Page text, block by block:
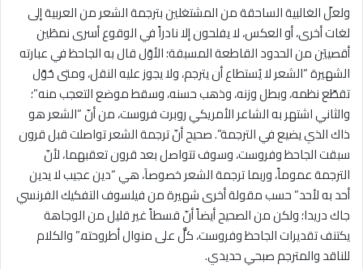
ولعلّ الغالبية الساحقة من المشتغلين بترجمة الشعر من العربية إلى
لغات أخرى، أو العكس، لا يفلحون إلا نادراً في الوقوع أسرى نمطَين
أقصييَن من الحدود القاطعة المسبقة؛ الأوّل قال به الجاحظ في عبارته
الشهيرة “الشعر لا يُستطاع أن يترجم، ولا يجوز عليه النقل، ومتى حُوّل
تقطّع نظمه، وبطل وزنه، وذهب حسنه، وسقط موضع التعجب منه”؛
والثاني اشتهر به الشاعر الأمريكي روبرت فروست، من أنّ “الشعر هو
ذاك الذي يضيع في الترجمة”. صحيح أنّ ترجمة الشعر تواصلت قبل قرون
سبقت الجاحظ وفروست، وسوف تتواصل بعد قرون تعقبهما، لأنّ
الترجمة عموماً، وربما ترجمة الشعر خصوصاَ، هي “دين عجيب لا يدين
أحد به لأحد” حسب مقولة أخرى شهيرة من فيلسوف التفكيك الفرنسي
جاك دريدا؛ ولكن من الصحيح أيضاً أنّ قسطاً غير قليل من الوجاهة
يكتنف تقديرات الجاحظ وفروست، كلٌّ على منوال أطروحته.” والكلام
للناقد والمترجم صبحي حديدي.